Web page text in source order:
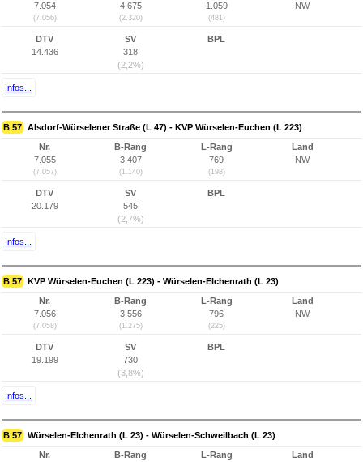
7.054
(7.056)
4.675
(2.320)
1.059
(481)
NW
DTV
14.436
SV
318
(2,2%)
BPL
Infos...
B 57 Alsdorf-Würselener Straße (L 47) - KVP Würselen-Euchen (L 223)
Nr.
7.055
(7.057)
B-Rang
3.407
(1.140)
L-Rang
769
(198)
Land
NW
DTV
20.179
SV
545
(2,7%)
BPL
Infos...
B 57 KVP Würselen-Euchen (L 223) - Würselen-Elchenrath (L 23)
Nr.
7.056
(7.058)
B-Rang
3.556
(1.275)
L-Rang
796
(225)
Land
NW
DTV
19.199
SV
730
(3,8%)
BPL
Infos...
B 57 Würselen-Elchenrath (L 23) - Würselen-Schweilbach (L 23)
Nr.
B-Rang
L-Rang
Land